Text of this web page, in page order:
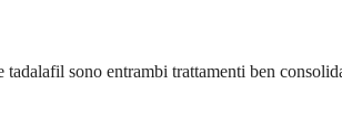
sono entrambi trattamenti ben